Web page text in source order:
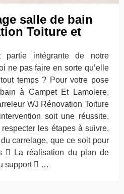
salle de bain
Toiture et
intégrante de notre
ne pas faire en sorte qu’elle
temps ? Pour votre pose
à Campet Et Lamolere,
WJ Rénovation Toiture
soit une réussite,
les étapes à suivre,
carrelage, que ce soit pour
 La réalisation du plan de
support  …